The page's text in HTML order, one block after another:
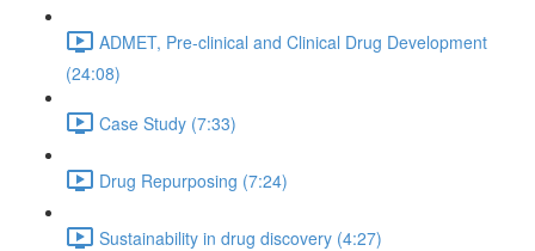
ADMET, Pre-clinical and Clinical Drug Development
(24:08)
Case Study (7:33)
Drug Repurposing (7:24)
Sustainability in drug discovery (4:27)